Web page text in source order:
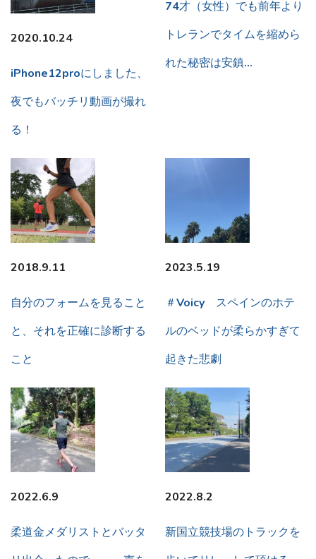
2020.10.24
iPhone12proにしました、
夜でもバッチリ動画が撮れ
る！
74才（女性）でも前年より
トレランでタイムを縮めら
れた秘密は安鎮…
2018.9.11
自分のフォームを見ること
と、それを正確に診断する
こと
2023.5.19
＃Voicy スペインのホテ
ルのベッドが柔らかすぎて
起きた悲劇
2022.6.9
柔道金メダリストとバッタ
2022.8.2
新国立競技場のトラックを